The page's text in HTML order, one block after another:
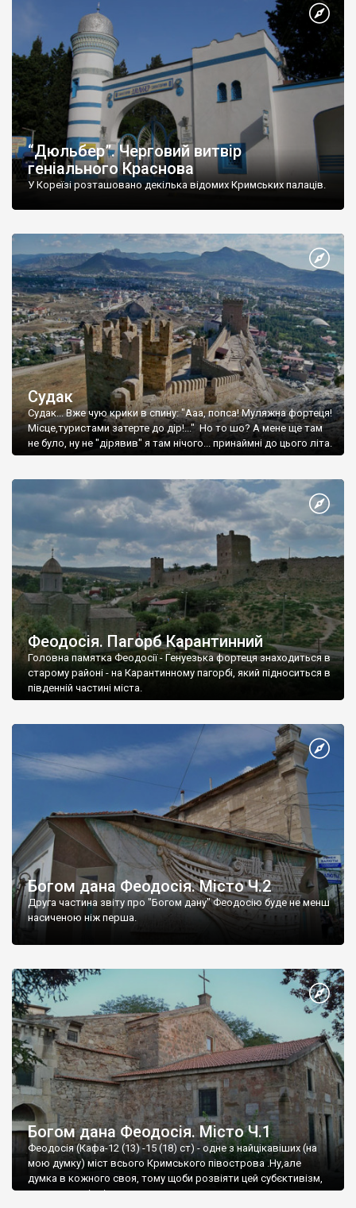
“Дюльбер”. Черговий витвір
геніального Краснова
У Кореїзі розташовано декілька відомих Кримських палаців.
Судак
Судак... Вже чую крики в спину: "Ааа, попса! Муляжна фортеця!
Місце,туристами затерте до дір!..." Но то шо? А мене ще там
не було, ну не "дірявив" я там нічого... принаймні до цього літа.
Феодосія. Пагорб Карантинний
Головна памятка Феодосії - Генуезька фортеця знаходиться в
старому районі - на Карантинному пагорбі, який підноситься в
південній частині міста.
Богом дана Феодосія. Місто Ч.2
Друга частина звіту про "Богом дану" Феодосію буде не менш
насиченою ніж перша.
Богом дана Феодосія. Місто Ч.1
Феодосія (Кафа-12 (13) -15 (18) ст) - одне з найцікавіших (на
мою думку) міст всього Кримського півострова .Ну,але
думка в кожного своя, тому щоби розвіяти цей субєктивізм,
запрошую відвідати це